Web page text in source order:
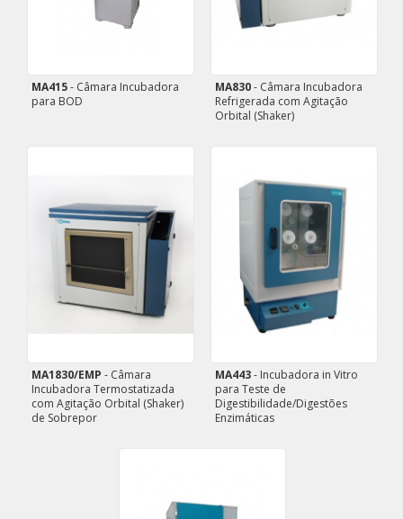
MA415- Câmara Incubadora
para BOD
MA830- Câmara Incubadora
Refrigerada com Agitação
Orbital (Shaker)
MA1830/EMP - Câmara
Incubadora Termostatizada
com Agitação Orbital (Shaker)
de Sobrepor
MA443- Incubadora in Vitro
para Teste de
Digestibilidade/Digestões
Enzimáticas